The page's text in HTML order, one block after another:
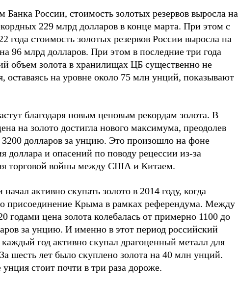
России, стоимость золотых резервов выросла на
229 млрд долларов в конце марта. При этом с
года стоимость золотых резервов России выросла на
96 млрд долларов. При этом в последние три года
объем золота в хранилищах ЦБ существенно не
оставаясь на уровне около 75 млн унций, показывают
благодаря новым ценовым рекордам золота. В
на золото достигла нового максимума, преодолев
3200 долларов за унцию. Это произошло на фоне
доллара и опасений по поводу рецессии из-за
торговой войны между США и Китаем.
активно скупать золото в 2014 году, когда
присоединение Крыма в рамках референдума. Между
годами цена золота колебалась от примерно 1100 до
за унцию. И именно в этот период российский
каждый год активно скупал драгоценный металл для
шесть лет было скуплено золота на 40 млн унций.
стоит почти в три раза дороже.